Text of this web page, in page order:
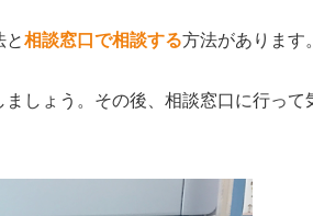
と相談窓口で相談する方法があります
しょう。その後、相談窓口に行って